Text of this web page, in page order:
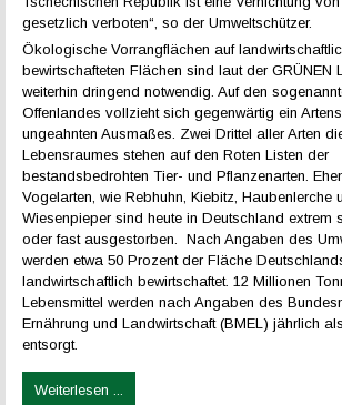
gesetzlich verboten“, so der Umweltschützer.
Ökologische Vorrangflächen auf
bewirtschafteten Flächen sind laut der GRÜNEN
weiterhin dringend notwendig. Auf den
Offenlandes vollzieht sich gegenwärtig ein
ungeahnten Ausmaßes. Zwei Drittel aller Arten
Lebensraumes stehen auf den Roten Listen der
bestandsbedrohten Tier- und Pflanzenarten.
Vogelarten, wie Rebhuhn, Kiebitz, Haubenlerche
Wiesenpieper sind heute in Deutschland extrem
oder fast ausgestorben. Nach Angaben des
werden etwa 50 Prozent der Fläche
landwirtschaftlich bewirtschaftet. 12 Millionen
Lebensmittel werden nach Angaben des
Ernährung und Landwirtschaft (BMEL) jährlich
entsorgt.
Weiterlesen ...